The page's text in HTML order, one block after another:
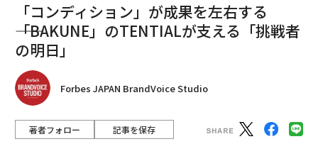
「コンディション」が成果を左右する
――「BAKUNE」のTENTIALが支える「挑戦者
の明日」
Forbes JAPAN BrandVoice Studio
著者フォロー 記事を保存